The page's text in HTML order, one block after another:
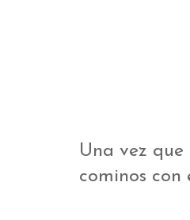
Una vez
cominos